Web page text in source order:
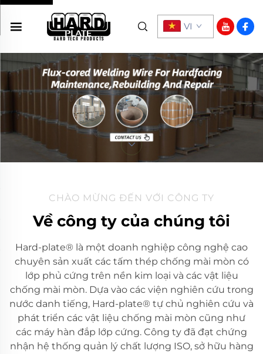
VI
CHÀO MỪNG ĐẾN VỚI CÔNG TY
Về công ty của chúng tôi
Hard-plate® là một doanh nghiệp công nghệ cao
chuyên sản xuất các tấm thép chống mài mòn có
lớp phủ cứng trên nền kim loại và các vật liệu
chống mài mòn. Dựa vào các viện nghiên cứu trong
nước danh tiếng, Hard-plate® tự chủ nghiên cứu và
phát triển các vật liệu chống mài mòn cũng như
các máy hàn đắp lớp cứng. Công ty đã đạt chứng
nhận hệ thống quản lý chất lượng ISO, sở hữu hàng